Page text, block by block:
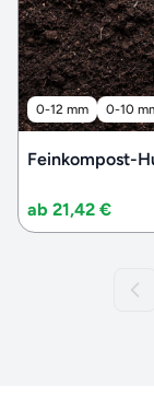
0-12 mm 0-10
Feinkompost-
ab 21,42 €